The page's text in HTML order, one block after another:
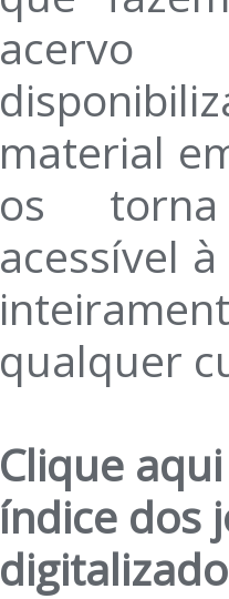
acervo
material
os
acessível
qualquer
Clique
índice dos